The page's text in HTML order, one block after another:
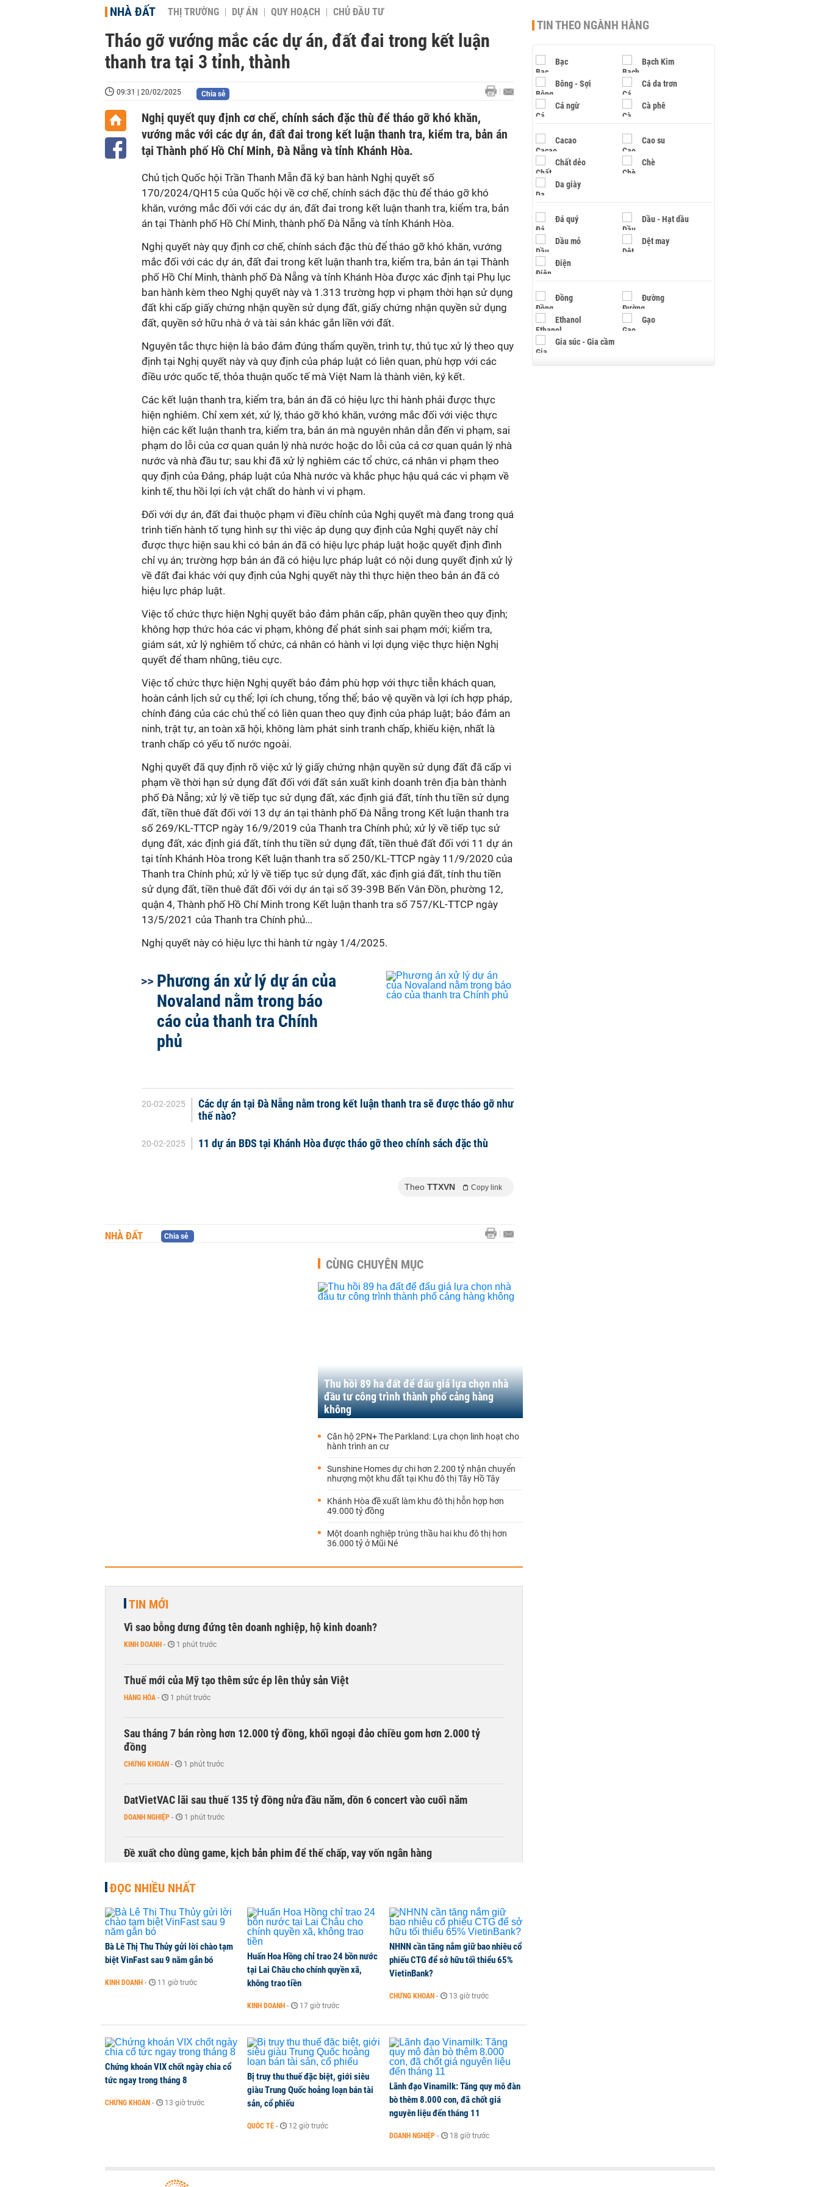
NHÀ ĐẤT THỊ TRƯỜNG DỰ ÁN QUY HOẠCH CHỦ ĐẦU TƯ
Tháo gỡ vướng mắc các dự án, đất đai trong kết luận
thanh tra tại 3 tỉnh, thành
09:31 | 20/02/2025 Chia sẻ
Nghị quyết quy định cơ chế, chính sách đặc thù để tháo gỡ khó khăn,
vướng mắc với các dự án, đất đai trong kết luận thanh tra, kiểm tra, bản án
tại Thành phố Hồ Chí Minh, Đà Nẵng và tỉnh Khánh Hòa.
Chủ tịch Quốc hội Trần Thanh Mẫn đã ký ban hành Nghị quyết số
170/2024/QH15 của Quốc hội về cơ chế, chính sách đặc thù để tháo gỡ khó
khăn, vướng mắc đối với các dự án, đất đai trong kết luận thanh tra, kiểm tra, bản
án tại Thành phố Hồ Chí Minh, thành phố Đà Nẵng và tỉnh Khánh Hòa.
Nghị quyết này quy định cơ chế, chính sách đặc thù để tháo gỡ khó khăn, vướng
mắc đối với các dự án, đất đai trong kết luận thanh tra, kiểm tra, bản án tại Thành
phố Hồ Chí Minh, thành phố Đà Nẵng và tỉnh Khánh Hòa được xác định tại Phụ lục
ban hành kèm theo Nghị quyết này và 1.313 trường hợp vi phạm thời hạn sử dụng
đất khi cấp giấy chứng nhận quyền sử dụng đất, giấy chứng nhận quyền sử dụng
đất, quyền sở hữu nhà ở và tài sản khác gắn liền với đất.
Nguyên tắc thực hiện là bảo đảm đúng thẩm quyền, trình tự, thủ tục xử lý theo quy
định tại Nghị quyết này và quy định của pháp luật có liên quan, phù hợp với các
điều ước quốc tế, thỏa thuận quốc tế mà Việt Nam là thành viên, ký kết.
Các kết luận thanh tra, kiểm tra, bản án đã có hiệu lực thi hành phải được thực
hiện nghiêm. Chỉ xem xét, xử lý, tháo gỡ khó khăn, vướng mắc đối với việc thực
hiện các kết luận thanh tra, kiểm tra, bản án mà nguyên nhân dẫn đến vi phạm, sai
phạm do lỗi của cơ quan quản lý nhà nước hoặc do lỗi của cả cơ quan quản lý nhà
nước và nhà đầu tư; sau khi đã xử lý nghiêm các tổ chức, cá nhân vi phạm theo
quy định của Đảng, pháp luật của Nhà nước và khắc phục hậu quả các vi phạm về
kinh tế, thu hồi lợi ích vật chất do hành vi vi phạm.
Đối với dự án, đất đai thuộc phạm vi điều chỉnh của Nghị quyết mà đang trong quá
trình tiến hành tố tụng hình sự thì việc áp dụng quy định của Nghị quyết này chỉ
được thực hiện sau khi có bản án đã có hiệu lực pháp luật hoặc quyết định đình
chỉ vụ án; trường hợp bản án đã có hiệu lực pháp luật có nội dung quyết định xử lý
về đất đai khác với quy định của Nghị quyết này thì thực hiện theo bản án đã có
hiệu lực pháp luật.
Việc tổ chức thực hiện Nghị quyết bảo đảm phân cấp, phân quyền theo quy định;
không hợp thức hóa các vi phạm, không để phát sinh sai phạm mới; kiểm tra,
giám sát, xử lý nghiêm tổ chức, cá nhân có hành vi lợi dụng việc thực hiện Nghị
quyết để tham nhũng, tiêu cực.
Việc tổ chức thực hiện Nghị quyết bảo đảm phù hợp với thực tiễn khách quan,
hoàn cảnh lịch sử cụ thể; lợi ích chung, tổng thể; bảo vệ quyền và lợi ích hợp pháp,
chính đáng của các chủ thể có liên quan theo quy định của pháp luật; bảo đảm an
ninh, trật tự, an toàn xã hội, không làm phát sinh tranh chấp, khiếu kiện, nhất là
tranh chấp có yếu tố nước ngoài.
Nghị quyết đã quy định rõ việc xử lý giấy chứng nhận quyền sử dụng đất đã cấp vi
phạm về thời hạn sử dụng đất đối với đất sản xuất kinh doanh trên địa bàn thành
phố Đà Nẵng; xử lý về tiếp tục sử dụng đất, xác định giá đất, tính thu tiền sử dụng
đất, tiền thuê đất đối với 13 dự án tại thành phố Đà Nẵng trong Kết luận thanh tra
số 269/KL-TTCP ngày 16/9/2019 của Thanh tra Chính phủ; xử lý về tiếp tục sử
dụng đất, xác định giá đất, tính thu tiền sử dụng đất, tiền thuê đất đối với 11 dự án
tại tỉnh Khánh Hòa trong Kết luận thanh tra số 250/KL-TTCP ngày 11/9/2020 của
Thanh tra Chính phủ; xử lý về tiếp tục sử dụng đất, xác định giá đất, tính thu tiền
sử dụng đất, tiền thuê đất đối với dự án tại số 39-39B Bến Vân Đồn, phường 12,
quận 4, Thành phố Hồ Chí Minh trong Kết luận thanh tra số 757/KL-TTCP ngày
13/5/2021 của Thanh tra Chính phủ...
Nghị quyết này có hiệu lực thi hành từ ngày 1/4/2025.
Phương án xử lý dự án của
Novaland nằm trong báo
cáo của thanh tra Chính
phủ
20-02-2025
Các dự án tại Đà Nẵng nằm trong kết luận thanh tra sẽ được tháo gỡ như
thế nào?
20-02-2025 11 dự án BĐS tại Khánh Hòa được tháo gỡ theo chính sách đặc thù
Theo TTXVN Copy link
NHÀ ĐẤT Chia sẻ
CÙNG CHUYÊN MỤC
Thu hồi 89 ha đất để đấu giá lựa chọn nhà
đầu tư công trình thành phố cảng hàng
không
Căn hộ 2PN+ The Parkland: Lựa chọn linh hoạt cho
hành trình an cư
Sunshine Homes dự chi hơn 2.200 tỷ nhận chuyển
nhượng một khu đất tại Khu đô thị Tây Hồ Tây
Khánh Hòa đề xuất làm khu đô thị hỗn hợp hơn
49.000 tỷ đồng
Một doanh nghiệp trúng thầu hai khu đô thị hơn
36.000 tỷ ở Mũi Né
TIN MỚI
Vì sao bỗng dưng đứng tên doanh nghiệp, hộ kinh doanh?
KINH DOANH - 1 phút trước
Thuế mới của Mỹ tạo thêm sức ép lên thủy sản Việt
HÀNG HÓA - 1 phút trước
Sau tháng 7 bán ròng hơn 12.000 tỷ đồng, khối ngoại đảo chiều gom hơn 2.000 tỷ
đồng
CHỨNG KHOÁN - 1 phút trước
DatVietVAC lãi sau thuế 135 tỷ đồng nửa đầu năm, dồn 6 concert vào cuối năm
DOANH NGHIỆP - 1 phút trước
Đề xuất cho dùng game, kịch bản phim để thế chấp, vay vốn ngân hàng
ĐỌC NHIỀU NHẤT
Bà Lê Thị Thu Thủy gửi lời chào tạm
biệt VinFast sau 9 năm gắn bó
KINH DOANH - 11 giờ trước
Huấn Hoa Hồng chỉ trao 24 bồn nước
tại Lai Châu cho chính quyền xã,
không trao tiền
KINH DOANH - 17 giờ trước
NHNN cần tăng nắm giữ bao nhiêu cổ
phiếu CTG để sở hữu tối thiểu 65%
VietinBank?
CHỨNG KHOÁN - 13 giờ trước
Chứng khoán VIX chốt ngày chia cổ
tức ngay trong tháng 8
CHỨNG KHOÁN - 13 giờ trước
Bị truy thu thuế đặc biệt, giới siêu
giàu Trung Quốc hoảng loạn bán tài
sản, cổ phiếu
QUỐC TẾ - 12 giờ trước
Lãnh đạo Vinamilk: Tăng quy mô đàn
bò thêm 8.000 con, đã chốt giá
nguyên liệu đến tháng 11
DOANH NGHIỆP - 18 giờ trước
TIN THEO NGÀNH HÀNG
Bạc Bạch Kim
Bông - Sợi Cá da trơn
Cá ngừ Cà phê
Cacao Cao su
Chất dẻo Chè
Da giày
Đá quý Dầu - Hạt dầu
Dầu mỏ Dệt may
Điện
Đồng Đường
Ethanol Gạo
Gia súc - Gia cầm